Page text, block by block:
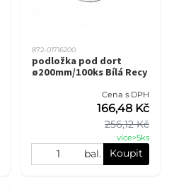
872-01716200
podložka pod dort
ø200mm/100ks Bílá Recy
Cena s DPH
256,12 Kč
166,48 Kč
více>5ks
bal. Koupit